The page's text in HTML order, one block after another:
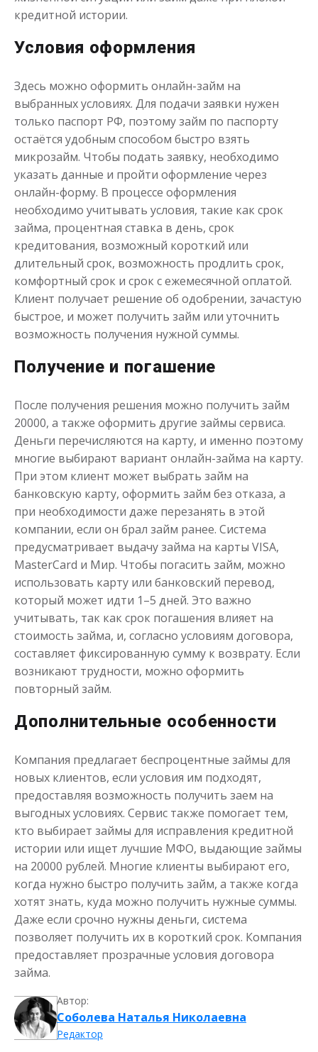
Срок от 1
Получить
Одолжим до 30 дней
Сумма до50 000₽
Срок от 1до 30 дня
Получить
Переведём в долг
до50 000
Срок от 1до 21 дня
Получить
Деньги до зарплаты
до
Срок от 1до 21 дня
кредитной истории.
Условия оформления
Здесь можно оформить онлайн-займ на
выбранных условиях. Для подачи заявки нужен
только паспорт РФ, поэтому займ по паспорту
остаётся удобным способом быстро взять
микрозайм. Чтобы подать заявку, необходимо
указать данные и пройти оформление через
онлайн-форму. В процессе оформления
необходимо учитывать условия, такие как срок
займа, процентная ставка в день, срок
кредитования, возможный короткий или
длительный срок, возможность продлить срок,
комфортный срок и срок с ежемесячной оплатой.
Клиент получает решение об одобрении, зачастую
быстрое, и может получить займ или уточнить
возможность получения нужной суммы.
Получение и погашение
После получения решения можно получить займ
20000, а также оформить другие займы сервиса.
Деньги перечисляются на карту, и именно поэтому
многие выбирают вариант онлайн-займа на карту.
При этом клиент может выбрать займ на
банковскую карту, оформить займ без отказа, а
при необходимости даже перезанять в этой
компании, если он брал займ ранее. Система
предусматривает выдачу займа на карты VISA,
MasterCard и Мир. Чтобы погасить займ, можно
использовать карту или банковский перевод,
который может идти 1–5 дней. Это важно
учитывать, так как срок погашения влияет на
стоимость займа, и, согласно условиям договора,
составляет фиксированную сумму к возврату. Если
возникают трудности, можно оформить
повторный займ.
Дополнительные особенности
Компания предлагает беспроцентные займы для
новых клиентов, если условия им подходят,
предоставляя возможность получить заем на
выгодных условиях. Сервис также помогает тем,
кто выбирает займы для исправления кредитной
истории или ищет лучшие МФО, выдающие займы
на 20000 рублей. Многие клиенты выбирают его,
когда нужно быстро получить займ, а также когда
хотят знать, куда можно получить нужные суммы.
Даже если срочно нужны деньги, система
позволяет получить их в короткий срок. Компания
предоставляет прозрачные условия договора
займа.
Автор:
Соболева Наталья Николаевна
Редактор